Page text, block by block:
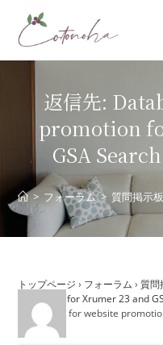
返信先:
promotion
GSA
> フォーラム > 質問掲示
トップページ › フォーラム › 質問
promotion for Xrumer 23 and
Databases for website
Ranker